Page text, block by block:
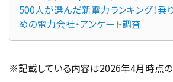
500人が選んだ新電力ランキング！乗
めの電力会社・アンケート調査
※記載している内容は2026年4月時点の